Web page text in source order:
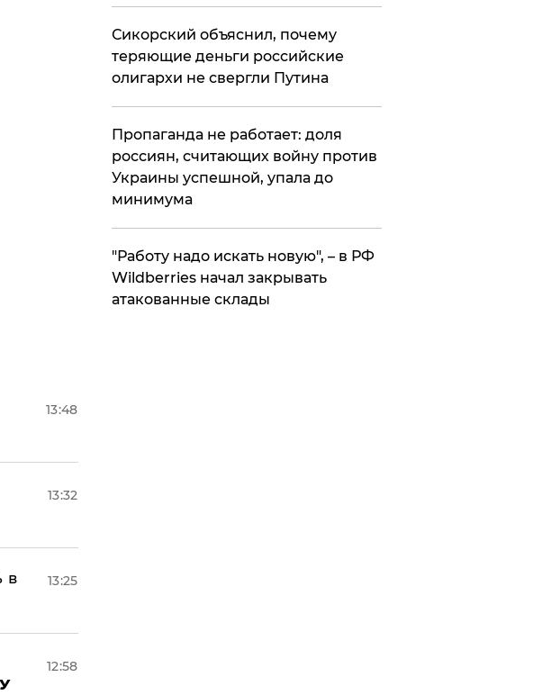
13:48
13:32
в
13:25
12:58
Сикорский объяснил, почему
теряющие деньги российские
олигархи не свергли Путина
​Пропаганда не работает: доля
россиян, считающих войну против
Украины успешной, упала до
минимума
"Работу надо искать новую", – в РФ
Wildberries начал закрывать
атакованные склады